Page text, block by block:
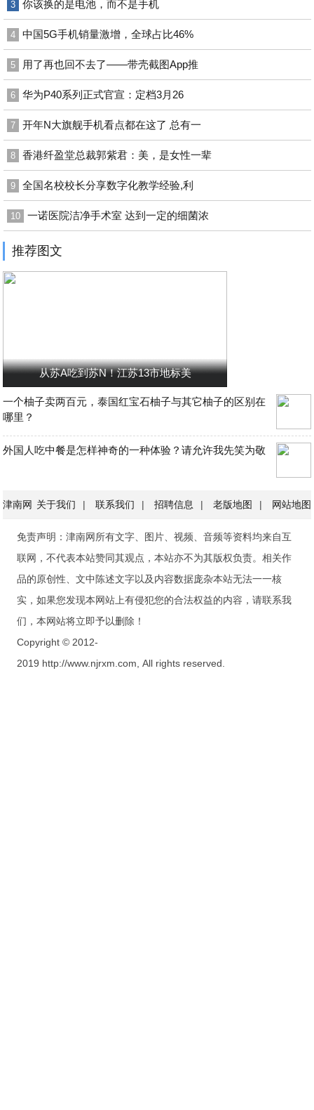
3 你该换的是电池，而不是手机
4 中国5G手机销量激增，全球占比46%
5 用了再也回不去了——带壳截图App推
6 华为P40系列正式官宣：定档3月26
7 开年N大旗舰手机看点都在这了 总有一
8 香港纤盈堂总裁郭紫君：美，是女性一辈
9 ​全国名校校长分享数字化教学经验,利
10 一诺医院洁净手术室 达到一定的细菌浓
推荐图文
从苏A吃到苏N！江苏13市地标美
一个柚子卖两百元，泰国红宝石柚子与其它柚子的区别在
哪里？
外国人吃中餐是怎样神奇的一种体验？请允许我先笑为敬
津南网 关于我们 | 联系我们 | 招聘信息 | 老版地图 | 网站地图
免责声明：津南网所有文字、图片、视频、音频等资料均来自互
联网，不代表本站赞同其观点，本站亦不为其版权负责。相关作
品的原创性、文中陈述文字以及内容数据庞杂本站无法一一核
实，如果您发现本网站上有侵犯您的合法权益的内容，请联系我
们，本网站将立即予以删除！
Copyright © 2012-
2019 http://www.njrxm.com, All rights reserved.